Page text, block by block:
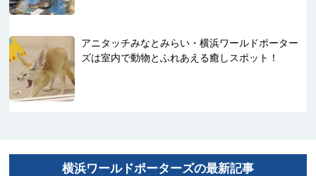
アニタッチみなとみらい・横浜ワールドポーター
ズは室内で動物とふれあえる癒しスポット！
横浜ワールドポーターズの最新記事